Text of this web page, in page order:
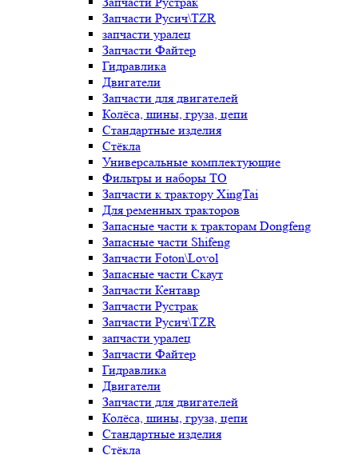
Запчасти Русич\TZR
запчасти уралец
Запчасти Файтер
Гидравлика
Двигатели
Запчасти для двигателей
Колёса, шины, груза, цепи
Стандартные изделия
Стёкла
Универсальные комплектующие
Фильтры и наборы ТО
Запчасти к трактору XingTai
Для ременных тракторов
Запасные части к тракторам Dongfeng
Запасные части Shifeng
Запчасти Foton\Lovol
Запасные части Скаут
Запчасти Кентавр
Запчасти Рустрак
Запчасти Русич\TZR
запчасти уралец
Запчасти Файтер
Гидравлика
Двигатели
Запчасти для двигателей
Колёса, шины, груза, цепи
Стандартные изделия
Стёкла